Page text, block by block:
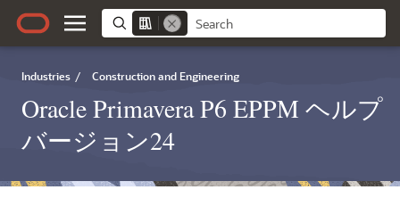
Industries / Construction and Engineering
Oracle Primavera P6 EPPM ヘルプ
バージョン24